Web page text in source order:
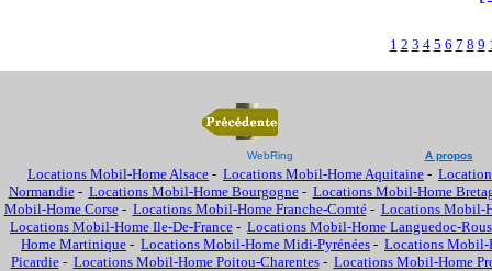
1 2 3 4 5 6 7 8 9
WebRing A propos
Locations Mobil-Home Alsace - Locations Mobil-Home Aquitaine -
Normandie- Locations Mobil-Home Bourgogne- Locations Mobil-Home
Mobil-Home Corse- Locations Mobil-Home Franche-Comté- Locations Mobil-
Locations Mobil-Home Ile-De-France - Locations Mobil-Home Languedoc-
Home Martinique - Locations Mobil-Home Midi-Pyrénées - Locations Mobil-
Picardie- Locations Mobil-Home Poitou-Charentes- Locations Mobil-Home